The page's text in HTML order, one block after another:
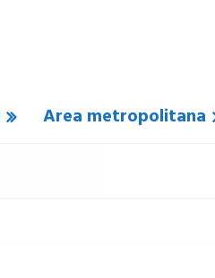
Area metropolitana